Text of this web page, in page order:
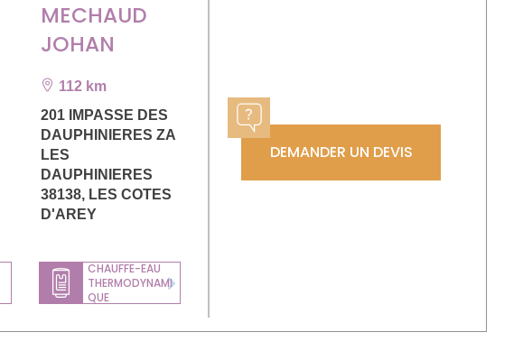
MECHAUD
JOHAN
112 km
201 IMPASSE DES
DAUPHINIERES ZA
LES
DAUPHINIERES
38138, LES COTES
D'AREY
CHAUFFE-EAU
THERMODYNAMI
QUE
Next
DEMANDER UN DEVIS